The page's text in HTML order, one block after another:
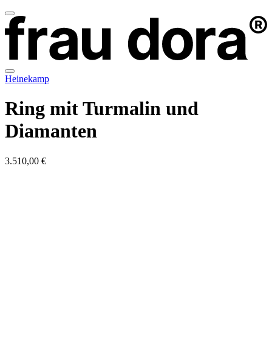
Heinekamp
Ring mit Turmalin und
Diamanten
3.510,00 €